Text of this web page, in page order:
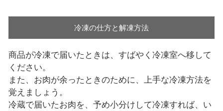
冷凍の仕方と解凍方法
商品が冷凍で届いたときは、すばやく冷凍室へ移して
ください。
また、お肉が余ったときのために、上手な冷凍方法を
覚えましょう。
冷蔵で届いたお肉を、予め小分けして冷凍すれば、い